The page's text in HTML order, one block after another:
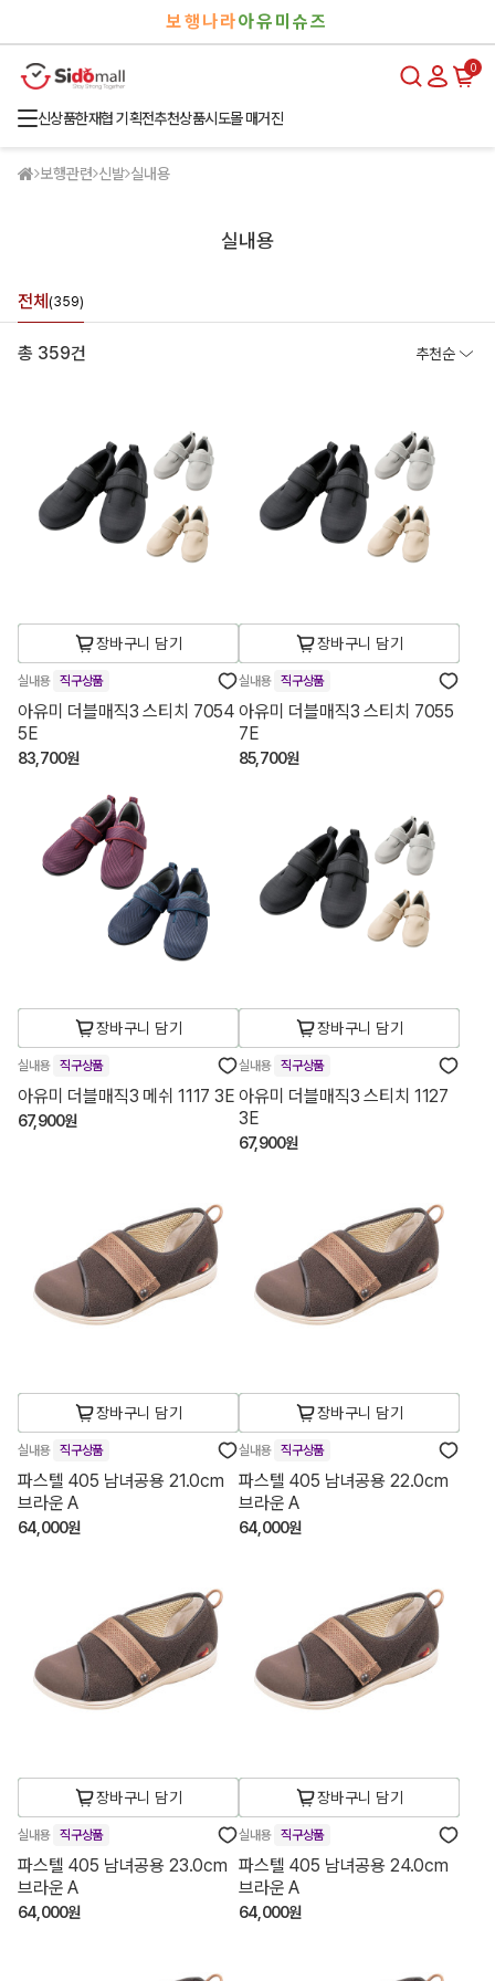
보행나라아유미슈즈
0
신상품한재협 기획전추천상품시도몰 매거진
보행관련 신발 실내용
실내용
전체 (359)
총 359건 추천순
장바구니 담기
실내용 직구상품
아유미 더블매직3 스티치 7054
5E
83,700원
장바구니 담기
실내용 직구상품
아유미 더블매직3 스티치 7055
7E
85,700원
장바구니 담기
실내용 직구상품
아유미 더블매직3 메쉬 1117 3E
67,900원
장바구니 담기
실내용 직구상품
아유미 더블매직3 스티치 1127
3E
67,900원
장바구니 담기
실내용 직구상품
파스텔 405 남녀공용 21.0cm
브라운 A
64,000원
장바구니 담기
실내용 직구상품
파스텔 405 남녀공용 22.0cm
브라운 A
64,000원
장바구니 담기
실내용 직구상품
파스텔 405 남녀공용 23.0cm
브라운 A
64,000원
장바구니 담기
실내용 직구상품
파스텔 405 남녀공용 24.0cm
브라운 A
64,000원